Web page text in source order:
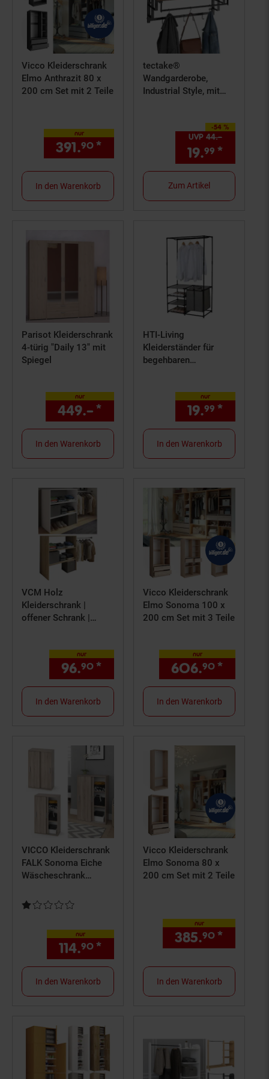
Vicco Kleiderschrank
Elmo Anthrazit 80 x
200 cm Set mit 2 Teile
nur
391.90 * € Sternchen
In den Warenkorb
tectake®
Wandgarderobe,
Industrial Style, mit
66 x 30 x 27 cm -54 %
Sie Sparen 54 Prozent,
UVP 44.–
19.99 *
Zum Artikel
Parisot Kleiderschrank
4-türig "Daily 13" mit
Spiegel
nur
449.–* nur 449,–€ Sternchen
In den Warenkorb
HTI-Living
Kleiderständer für
begehbaren
nur
19.99 *
In den Warenkorb
VCM Holz
Kleiderschrank |
offener Schrank |
Raumwunder mit
Kleiderstange | Maße
ca. B. 90 x H. 100 x T.
50 cm - Dacho ll
nur
96.90 * € Sternchen
In den Warenkorb
Vicco Kleiderschrank
Elmo Sonoma 100 x
200 cm Set mit 3 Teile
nur
606.90 *
In den Warenkorb
VICCO Kleiderschrank
FALK Sonoma Eiche
Wäscheschrank
Kinder
Kundenbewertung: 1 von 5 Sternen
nur
114.90 * € Sternchen
In den Warenkorb
Vicco Kleiderschrank
Elmo Sonoma 80 x
200 cm Set mit 2 Teile
nur
385.90 *
In den Warenkorb